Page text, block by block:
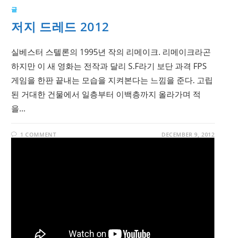
글
저지 드레드 2012
실베스터 스텔론의 1995년 작의 리메이크. 리메이크라곤
하지만 이 새 영화는 전작과 달리 S.F라기 보단 과격 FPS
게임을 한판 끝내는 모습을 지켜본다는 느낌을 준다. 고립
된 거대한 건물에서 일층부터 이백층까지 올라가며 적
을…
1 COMMENT DECEMBER 9, 2012